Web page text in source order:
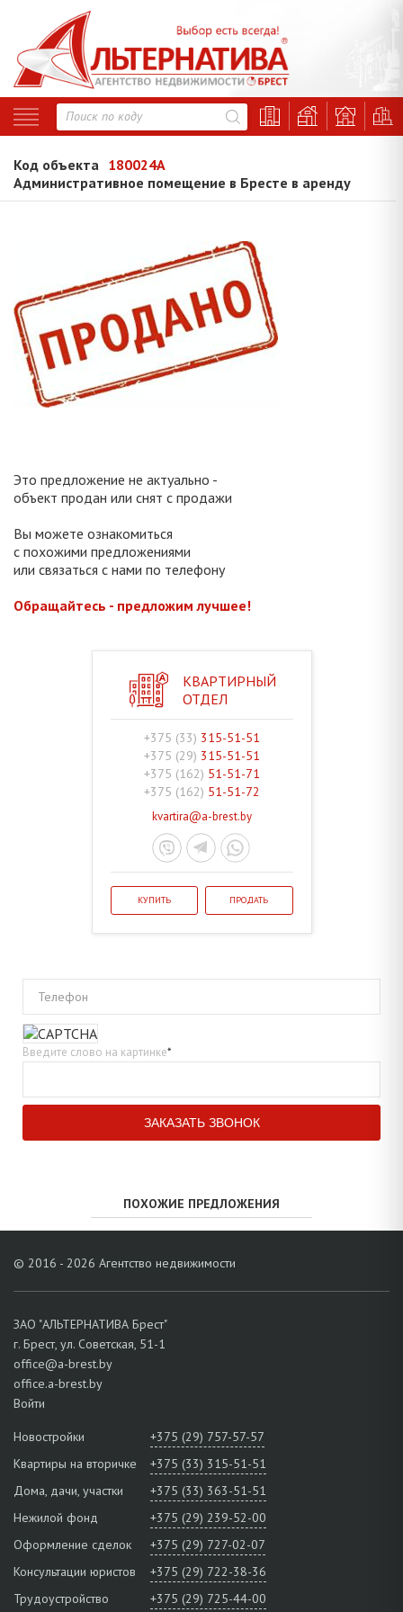
Код объекта 180024A
Административное помещение в Бресте в аренду
Это предложение не актуально -
объект продан или снят с продажи
Вы можете ознакомиться
с похожими предложениями
или связаться с нами по телефону
Обращайтесь - предложим лучшее!
КВАРТИРНЫЙ
ОТДЕЛ
+375 (33) 315-51-51
+375 (29) 315-51-51
+375 (162) 51-51-71
+375 (162) 51-51-72
kvartira@a-brest.by
КУПИТЬ ПРОДАТЬ
Телефон
Введите слово на картинке*
ПОХОЖИЕ ПРЕДЛОЖЕНИЯ
© 2016 - 2026 Агентство недвижимости
ЗАО "АЛЬТЕРНАТИВА Брест"
г. Брест, ул. Советская, 51-1
office@a-brest.by
office.a-brest.by
Войти
Новостройки
+375 (29) 757-57-57
Квартиры на вторичке
+375 (33) 315-51-51
Дома, дачи, участки
+375 (33) 363-51-51
Нежилой фонд
+375 (29) 239-52-00
Оформление сделок
+375 (29) 727-02-07
Консультации юристов
+375 (29) 722-38-36
Трудоустройство
+375 (29) 725-44-00